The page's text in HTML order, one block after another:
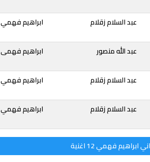
عبد السلام زقلام ابراهيم فهمي
عبد الله منصور ابراهيم فهمى
عبد السلام زقلام ابراهيم فهمي
عبد السلام زقلام ابراهيم فهمي
ابراهيم فهمي 12 اغنية